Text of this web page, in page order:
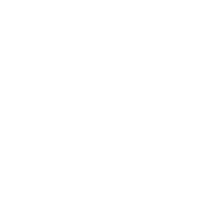
pouvoir s'adopter mutuellement, et se faire
notre ambition a toujours été d’apporter à nos
[...]